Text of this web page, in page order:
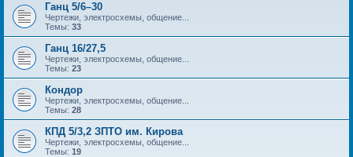
Ганц 5/6–30
Чертежи, электросхемы, общение...
Темы: 33
Ганц 16/27,5
Чертежи, электросхемы, общение...
Темы: 23
Кондор
Чертежи, электросхемы, общение...
Темы: 28
КПД 5/3,2 ЗПТО им. Кирова
Чертежи, электросхемы, общение...
Темы: 19